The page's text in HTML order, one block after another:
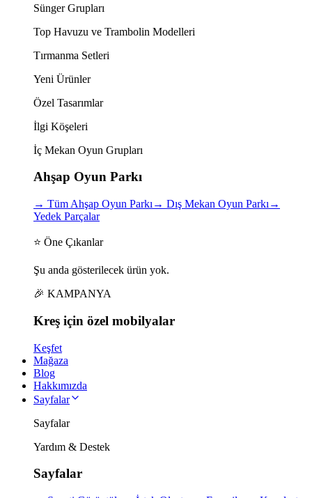
Sünger Grupları
Top Havuzu ve Trambolin Modelleri
Tırmanma Setleri
Yeni Ürünler
Özel Tasarımlar
İlgi Köşeleri
İç Mekan Oyun Grupları
Ahşap Oyun Parkı
→ Tüm Ahşap Oyun Parkı → Dış Mekan Oyun Parkı →
Yedek Parçalar
⭐ Öne Çıkanlar
Şu anda gösterilecek ürün yok.
🎉 KAMPANYA
Kreş için özel mobilyalar
Keşfet
Mağaza
Blog
Hakkımızda
Sayfalar
Sayfalar
Yardım & Destek
Sayfalar